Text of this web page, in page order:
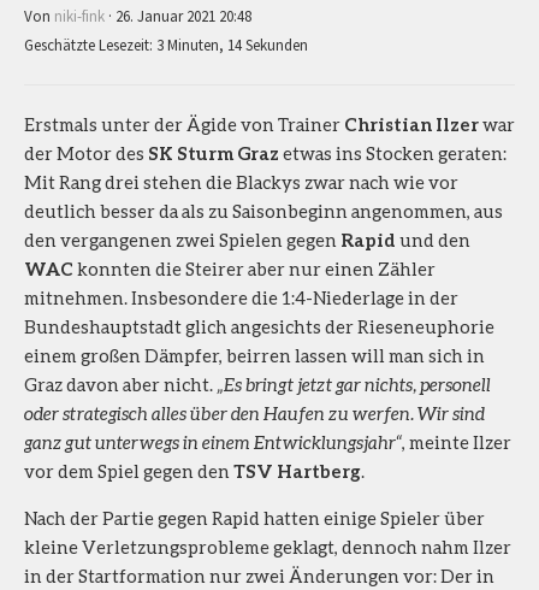
Von niki-fink · 26. Januar 2021 20:48
Geschätzte Lesezeit: 3 Minuten, 14 Sekunden
Erstmals unter der Ägide von Trainer Christian Ilzerwar
der Motor des SK Sturm Graz etwas ins Stocken geraten:
Mit Rang drei stehen die Blackys zwar nach wie vor
deutlich besser da als zu Saisonbeginn angenommen, aus
den vergangenen zwei Spielen gegen Rapid und den
WAC konnten die Steirer aber nur einen Zähler
mitnehmen. Insbesondere die 1:4-Niederlage in der
Bundeshauptstadt glich angesichts der Rieseneuphorie
einem großen Dämpfer, beirren lassen will man sich in
Graz davon aber nicht. „Es bringt jetzt gar nichts, personell
oder strategisch alles über den Haufen zu werfen. Wir sind
ganz gut unterwegs in einem Entwicklungsjahr“, meinte Ilzer
vor dem Spiel gegen den TSV Hartberg.
Nach der Partie gegen Rapid hatten einige Spieler über
kleine Verletzungsprobleme geklagt, dennoch nahm Ilzer
in der Startformation nur zwei Änderungen vor: Der in